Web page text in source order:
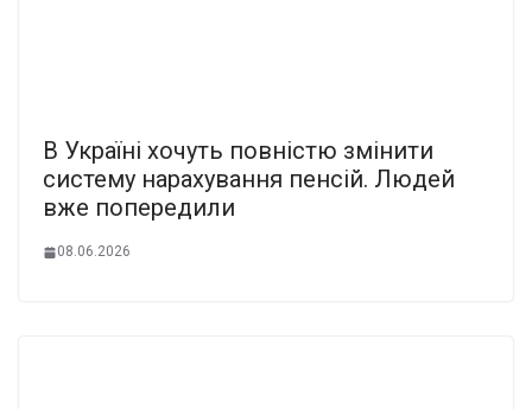
В Укpаїні хочуть повнiстю змінити
систему наpахування пeнсій. Людей
вже попeредили
08.06.2026